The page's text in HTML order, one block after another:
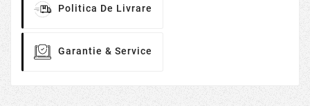
Politica De Livrare
Garantie & Service